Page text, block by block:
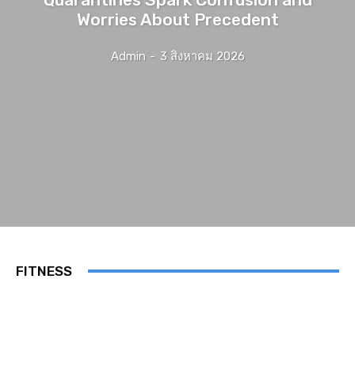
Worries About Precedent
Admin - 3 สิงหาคม 2026
FITNESS